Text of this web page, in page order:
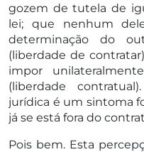
gozem de tutela de
lei; que nenhum
determinação do
(liberdade de
impor
(liberdade
jurídica é um sintoma
já se está fora do
Pois bem. Esta